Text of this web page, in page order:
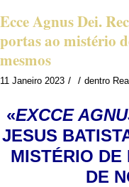
Ecce Agnus Dei.
portas ao mistério
mesmos
11 Janeiro 2023 / / dentro
«EXCCE
JESUS
MISTÉRIO DE
DE